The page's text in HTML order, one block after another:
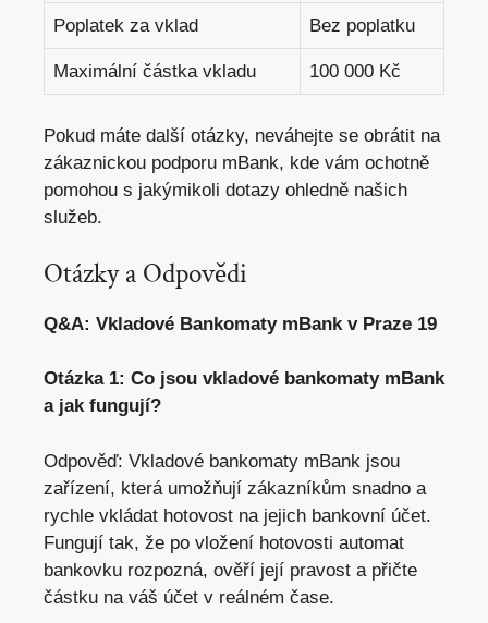
Poplatek za vklad Bez​ poplatku
Maximální částka vkladu 100 000 Kč
Pokud máte další otázky, neváhejte se obrátit na
zákaznickou⁢ podporu mBank, kde⁣ vám ⁤ochotně
pomohou s jakýmikoli dotazy ohledně našich
služeb.
Otázky a Odpovědi
Q&A: Vkladové Bankomaty mBank ⁤v Praze ‌19
Otázka 1:‌ Co⁢ jsou vkladové bankomaty mBank
a jak fungují?
Odpověď: ‌Vkladové bankomaty mBank jsou
zařízení, která⁢ umožňují⁢ zákazníkům snadno​ a
rychle vkládat hotovost na‌ jejich bankovní ​účet.
Fungují tak, že ‍po vložení hotovosti automat
bankovku⁢ rozpozná, ‌ověří její ‌pravost a přičte
částku na váš​ účet⁢ v reálném čase.